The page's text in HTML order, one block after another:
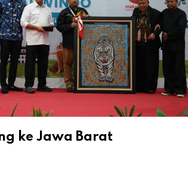
ke Jawa Barat